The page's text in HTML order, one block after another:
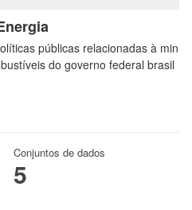
públicas relacionadas à min
do governo federal brasil
Conjuntos de dados
5